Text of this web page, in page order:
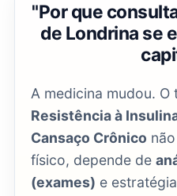
"Por que
de Londrina se
A medicina mudou. O
Resistência à
Cansaço Crônico
físico, depende de
(exames) e